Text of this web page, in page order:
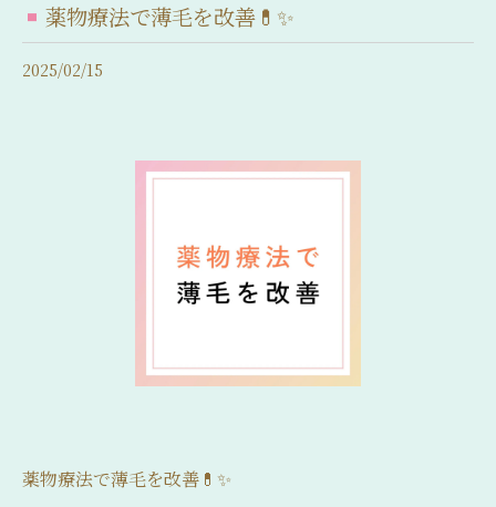
薬物療法で薄毛を改善💊✨
2025/02/15
薬物療法で薄毛を改善💊✨